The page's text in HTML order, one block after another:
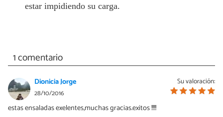
estar impidiendo su carga.
1 comentario
Su valoración:
Dionicia Jorge
28/10/2016
estas ensaladas exelentes,muchas gracias.exitos !!!!!